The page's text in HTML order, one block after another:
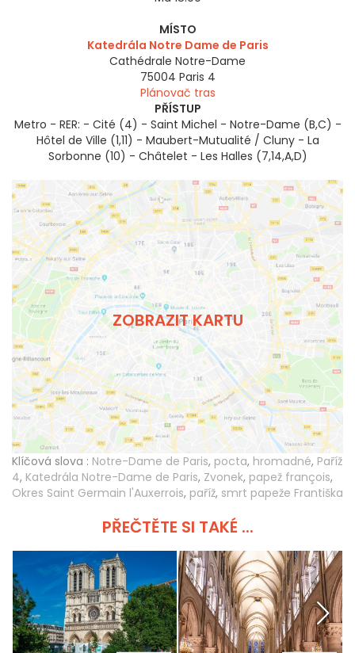
MÍSTO
Katedrála Notre Dame de Paris
Cathédrale Notre-Dame
75004 Paris 4
Plánovač tras
PŘÍSTUP
Metro - RER: - Cité (4) - Saint Michel - Notre-Dame (B,C) -
Hôtel de Ville (1,11) - Maubert-Mutualité / Cluny - La
Sorbonne (10) - Châtelet - Les Halles (7,14,A,D)
ZOBRAZIT KARTU
Klíčová slova : Notre-Dame de Paris, pocta, hromadné, Paříž
4, Katedrála Notre-Dame de Paris, Zvonek, papež françois,
Okres Saint Germain l'Auxerrois, paříž, smrt papeže Františka
PŘEČTĚTE SI TAKÉ ...